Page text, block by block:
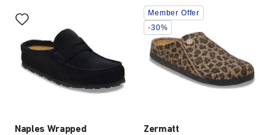
Naples Wrapped
med
prøvefarver
opdatere
produktbilledet
Zermatt
Interaktion
med
prøvefarver
opdatere
produktbilledet
Member Offer
-30%